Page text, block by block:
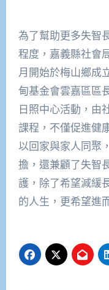
為了幫助更多失智
程度，嘉義縣社會
月開始於梅山鄉成
甸基金會雲嘉區區
日照中心活動，由
課程，不僅促進健
以回家與家人同聚
擔，還兼顧了失智
護，除了希望減緩
的人生，更希望進